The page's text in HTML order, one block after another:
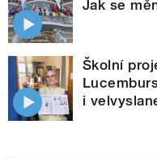
Jak se
Školní
i